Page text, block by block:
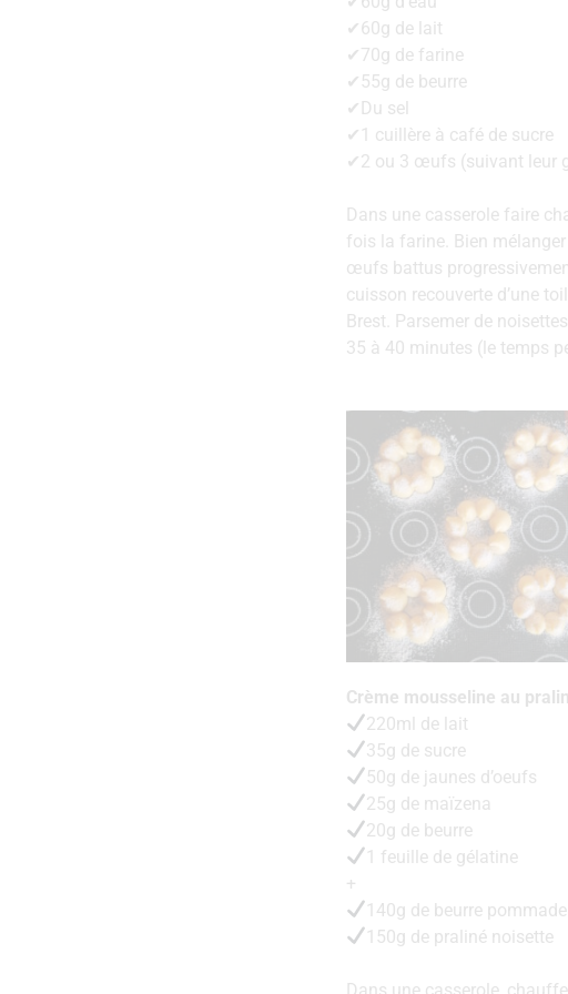
✔60g de lait
✔70g de farine
✔55g de beurre
✔Du sel
✔1 cuillère à café de sucre
✔2 ou 3 œufs (suivant leur
Dans une casserole faire
fois la farine. Bien
œufs battus
cuisson recouverte d’une
Brest. Parsemer de
35 à 40 minutes (le temps
Crème mousseline au
220ml de lait
35g de sucre
50g de jaunes d’oeufs
25g de maïzena
20g de beurre
1 feuille de gélatine
+
140g de beurre pommade
150g de praliné noisette